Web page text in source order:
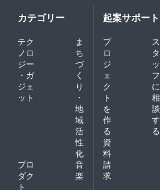
カテゴリー
テク
ノロ
ジー
・ガ
ジェ
ット
ま
ち
づ
く
り
・
地
域
活
性
化
プロ
ダク
ト
音
楽
起案サポート
プ
ロ
ジ
ェ
ク
ト
を
作
る
ス
タ
ッ
フ
に
相
談
す
る
資
料
請
求